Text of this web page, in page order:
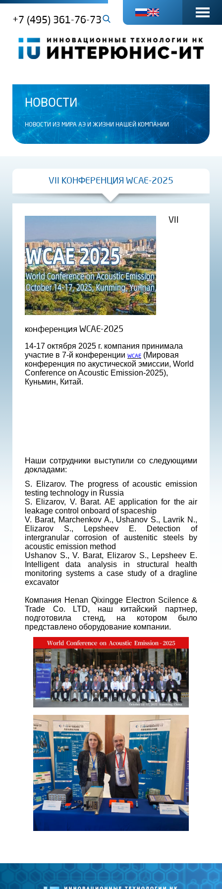
+7 (495) 361-76-73
НОВОСТИ
НОВОСТИ ИЗ МИРА АЭ И ЖИЗНИ НАШЕЙ КОМПАНИИ
VII КОНФЕРЕНЦИЯ WCAE-2025
VII
конференция WCAE-2025
14-17 октября 2025 г. компания принимала
участие в 7-й конференции WCAE (Мировая
конференция по акустической эмиссии, World
Conference on Acoustic Emission-2025),
Куньмин, Китай.
Наши сотрудники выступили со следующими
докладами:
S. Elizarov. The progress of acoustic emission
testing technology in Russia
S. Elizarov, V. Barat. AE application for the air
leakage control onboard of spaceship
V. Barat, Marchenkov A., Ushanov S., Lavrik N.,
Elizarov S., Lepsheev E. Detection of
intergranular corrosion of austenitic steels by
acoustic emission method
Ushanov S., V. Barat, Elizarov S., Lepsheev E.
Intelligent data analysis in structural health
monitoring systems a case study of a dragline
excavator
Компания Henan Qixingge Electron Scilence &
Trade Co. LTD, наш китайский партнер,
подготовила стенд, на котором было
представлено оборудование компании.